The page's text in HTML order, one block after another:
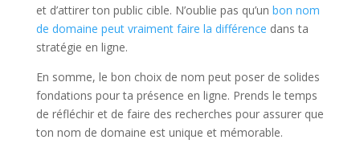
et d’attirer ton public cible. N’oublie pas qu’un bon nom
de domaine peut vraiment faire la différence dans ta
stratégie en ligne.
En somme, le bon choix de nom peut poser de solides
fondations pour ta présence en ligne. Prends le temps
de réfléchir et de faire des recherches pour assurer que
ton nom de domaine est unique et mémorable.